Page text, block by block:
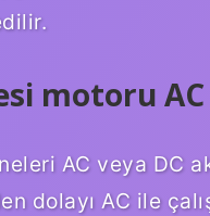
motoru
AC veya DC
dolayı AC ile